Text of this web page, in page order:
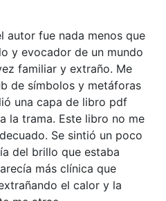
autor fue nada menos que
y evocador de un mundo
familiar y extraño. Me
de símbolos y metáforas
una capa de libro pdf
la trama. Este libro no me
Se sintió un poco
del brillo que estaba
más clínica que
el calor y la